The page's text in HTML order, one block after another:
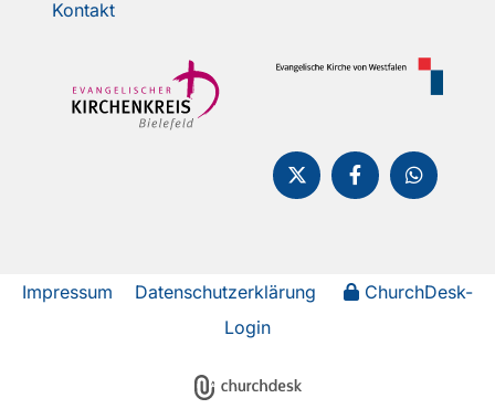
Kontakt
Impressum Datenschutzerklärung
ChurchDesk-
Login